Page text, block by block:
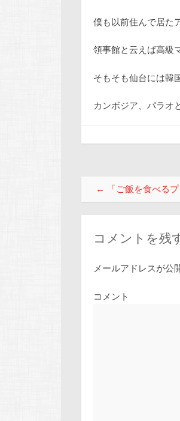
僕も以前住んで居た
領事館と云えば高級
そもそも仙台には韓
カンボジア、パラオ
投稿ナビゲー
← 「ご飯を食べる
コメントを残
メールアドレスが公
コメント